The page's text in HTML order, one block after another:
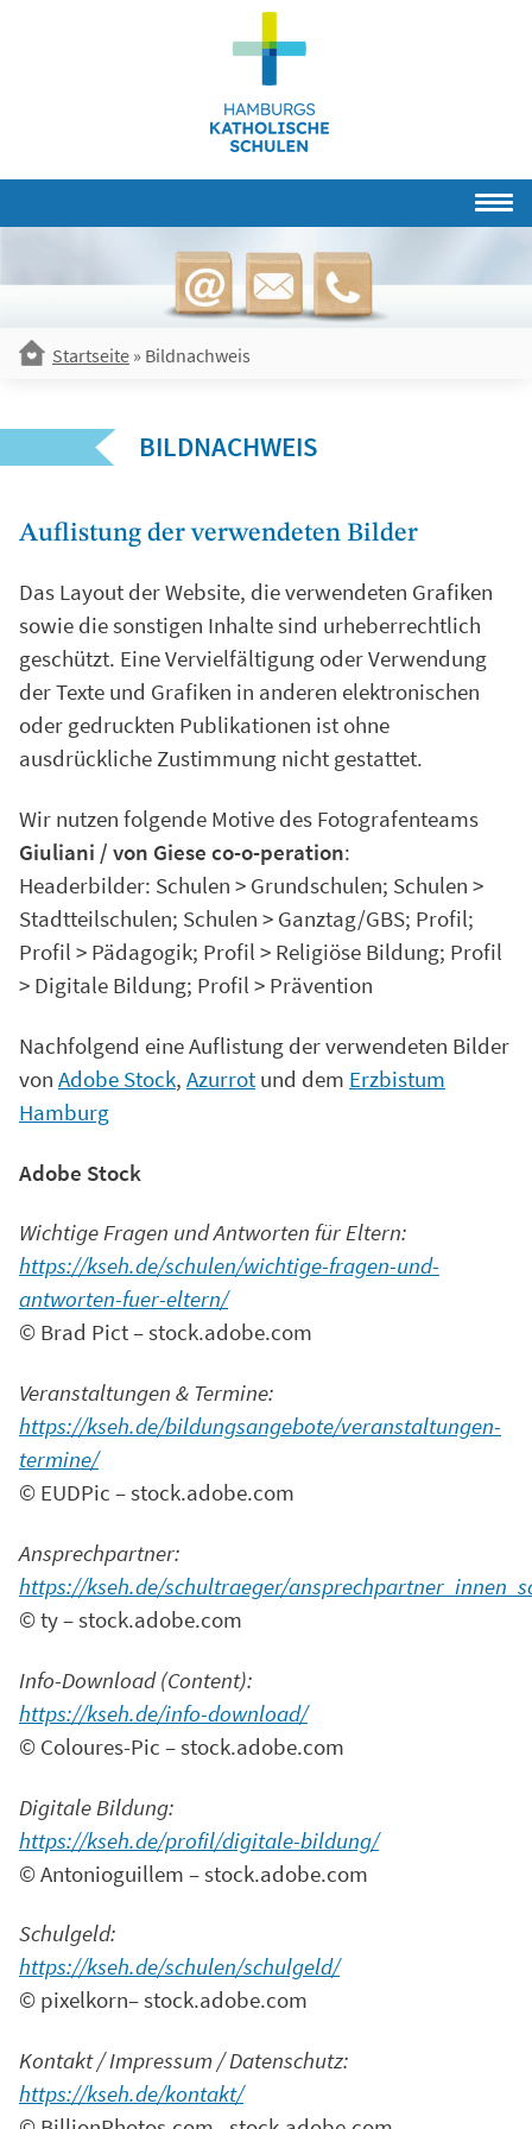
Startseite » Bildnachweis
BILDNACHWEIS
Auflistung der verwendeten Bilder
Das Layout der Website, die verwendeten Grafiken
sowie die sonstigen Inhalte sind urheberrechtlich
geschützt. Eine Vervielfältigung oder Verwendung
der Texte und Grafiken in anderen elektronischen
oder gedruckten Publikationen ist ohne
ausdrückliche Zustimmung nicht gestattet.
Wir nutzen folgende Motive des Fotografenteams
Giuliani / von Giese co-o-peration:
Headerbilder: Schulen > Grundschulen; Schulen >
Stadtteilschulen; Schulen > Ganztag/GBS; Profil;
Profil > Pädagogik; Profil > Religiöse Bildung; Profil
> Digitale Bildung; Profil > Prävention
Nachfolgend eine Auflistung der verwendeten Bilder
von Adobe Stock, Azurrot und dem Erzbistum
Hamburg
Adobe Stock
Wichtige Fragen und Antworten für Eltern:
https://kseh.de/schulen/wichtige-fragen-und-
antworten-fuer-eltern/
© Brad Pict – stock.adobe.com
Veranstaltungen & Termine:
https://kseh.de/bildungsangebote/veranstaltungen-
termine/
© EUDPic – stock.adobe.com
Ansprechpartner:
https://kseh.de/schultraeger/
© ty – stock.adobe.com
Info-Download (Content):
https://kseh.de/info-download/
© Coloures-Pic – stock.adobe.com
Digitale Bildung:
https://kseh.de/profil/digitale-bildung/
© Antonioguillem – stock.adobe.com
Schulgeld:
https://kseh.de/schulen/schulgeld/
© pixelkorn– stock.adobe.com
Kontakt / Impressum / Datenschutz:
https://kseh.de/kontakt/